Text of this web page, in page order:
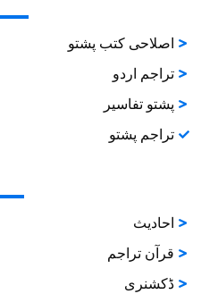
اصلاحی کتب پشتو
تراجم اردو
پشتو تفاسیر
تراجم پشتو
احادیث
قرآن تراجم
ڈکشنری